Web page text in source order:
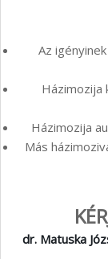
Az
Házimozija
Házimozija
Más
dr. Matuska